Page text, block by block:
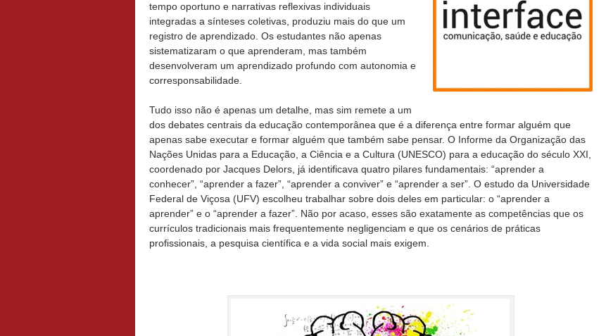
tempo oportuno e narrativas reflexivas individuais
integradas a sínteses coletivas, produziu mais do que um
registro de aprendizado. Os estudantes não apenas
sistematizaram o que aprenderam, mas também
desenvolveram um aprendizado profundo com autonomia e
corresponsabilidade.
Tudo isso não é apenas um detalhe, mas sim remete a um
dos debates centrais da educação contemporânea que é a diferença entre formar alguém que
apenas sabe executar e formar alguém que também sabe pensar. O Informe da Organização das
Nações Unidas para a Educação, a Ciência e a Cultura (UNESCO) para a educação do século XXI,
coordenado por Jacques Delors, já identificava quatro pilares fundamentais: “aprender a
conhecer”, “aprender a fazer”, “aprender a conviver” e “aprender a ser”. O estudo da Universidade
Federal de Viçosa (UFV) escolheu trabalhar sobre dois deles em particular: o “aprender a
aprender” e o “aprender a fazer”. Não por acaso, esses são exatamente as competências que os
currículos tradicionais mais frequentemente negligenciam e que os cenários de práticas
profissionais, a pesquisa científica e a vida social mais exigem.